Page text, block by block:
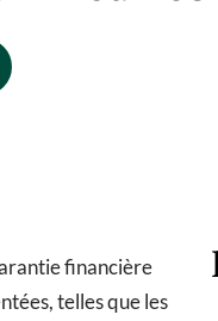
financière
telles que les